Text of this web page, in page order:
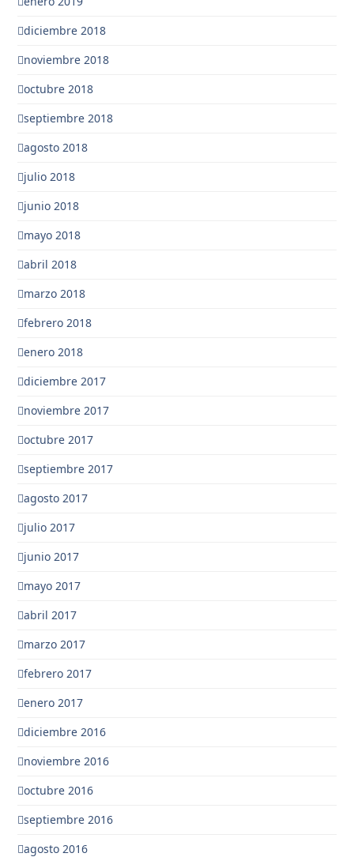
diciembre 2018
noviembre 2018
octubre 2018
septiembre 2018
agosto 2018
julio 2018
junio 2018
mayo 2018
abril 2018
marzo 2018
febrero 2018
enero 2018
diciembre 2017
noviembre 2017
octubre 2017
septiembre 2017
agosto 2017
julio 2017
junio 2017
mayo 2017
abril 2017
marzo 2017
febrero 2017
enero 2017
diciembre 2016
noviembre 2016
octubre 2016
septiembre 2016
agosto 2016